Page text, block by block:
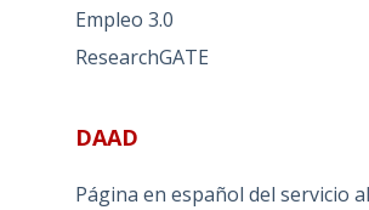
Empleo 3.0
ResearchGATE
DAAD
Página en español del servicio